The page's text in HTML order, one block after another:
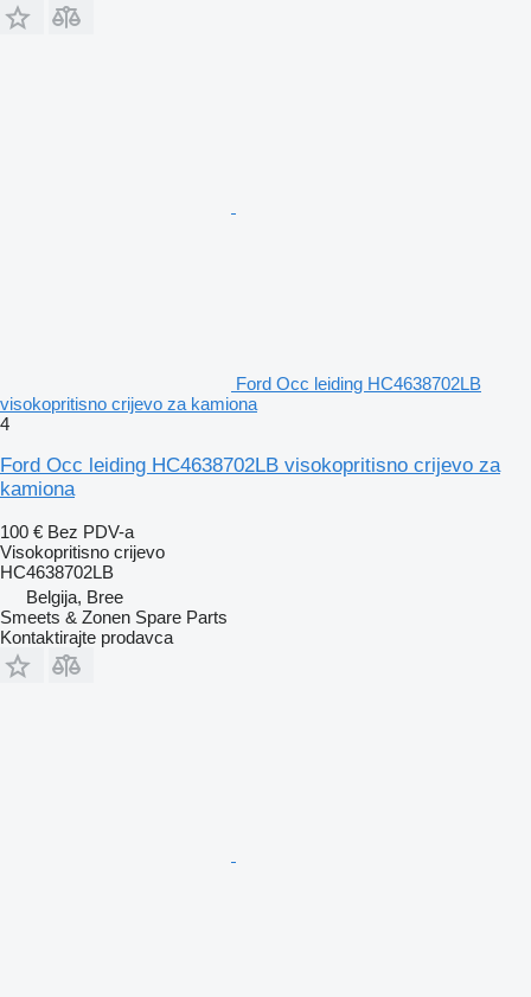
Ford Occ leiding HC4638702LB
visokopritisno crijevo za kamiona
4
Ford Occ leiding HC4638702LB visokopritisno crijevo za
kamiona
100 € Bez PDV-a
Visokopritisno crijevo
HC4638702LB
Belgija, Bree
Smeets & Zonen Spare Parts
Kontaktirajte prodavca